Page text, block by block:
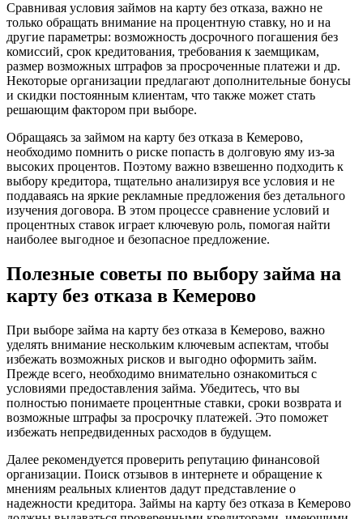
Сравнивая условия займов на карту без отказа, важно не
только обращать внимание на процентную ставку, но и на
другие параметры: возможность досрочного погашения без
комиссий, срок кредитования, требования к заемщикам,
размер возможных штрафов за просроченные платежи и др.
Некоторые организации предлагают дополнительные бонусы
и скидки постоянным клиентам, что также может стать
решающим фактором при выборе.
Обращаясь за займом на карту без отказа в Кемерово,
необходимо помнить о риске попасть в долговую яму из-за
высоких процентов. Поэтому важно взвешенно подходить к
выбору кредитора, тщательно анализируя все условия и не
поддаваясь на яркие рекламные предложения без детального
изучения договора. В этом процессе сравнение условий и
процентных ставок играет ключевую роль, помогая найти
наиболее выгодное и безопасное предложение.
Полезные советы по выбору займа на
карту без отказа в Кемерово
При выборе займа на карту без отказа в Кемерово, важно
уделять внимание нескольким ключевым аспектам, чтобы
избежать возможных рисков и выгодно оформить займ.
Прежде всего, необходимо внимательно ознакомиться с
условиями предоставления займа. Убедитесь, что вы
полностью понимаете процентные ставки, сроки возврата и
возможные штрафы за просрочку платежей. Это поможет
избежать непредвиденных расходов в будущем.
Далее рекомендуется проверить репутацию финансовой
организации. Поиск отзывов в интернете и обращение к
мнениям реальных клиентов дадут представление о
надежности кредитора. Займы на карту без отказа в Кемерово